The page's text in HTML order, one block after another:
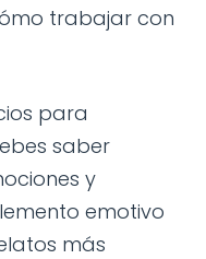
trabajar con
para
saber
y
emotivo
más